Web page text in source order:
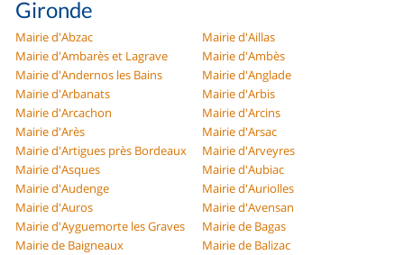
Gironde
Mairie d'Abzac
Mairie d'Aillas
Mairie d'Ambarès et Lagrave
Mairie d'Ambès
Mairie d'Andernos les Bains
Mairie d'Anglade
Mairie d'Arbanats
Mairie d'Arbis
Mairie d'Arcachon
Mairie d'Arcins
Mairie d'Arès
Mairie d'Arsac
Mairie d'Artigues près Bordeaux
Mairie d'Arveyres
Mairie d'Asques
Mairie d'Aubiac
Mairie d'Audenge
Mairie d'Auriolles
Mairie d'Auros
Mairie d'Avensan
Mairie d'Ayguemorte les Graves
Mairie de Bagas
Mairie de Baigneaux
Mairie de Balizac